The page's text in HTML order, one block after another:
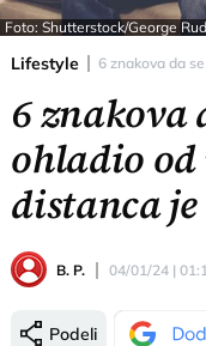
Foto: Shutterstock/George
Lifestyle 6 znakova da
6 znakova
ohladio
distanca
B. P. 04/01/24 |
Podeli